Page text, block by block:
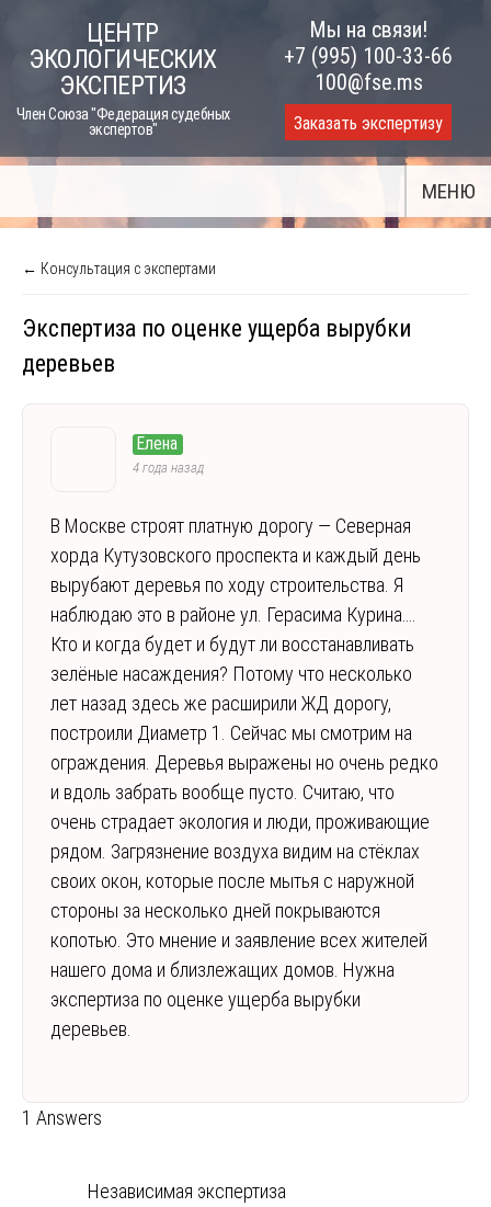
content
ЦЕНТР
ЭКОЛОГИЧЕСКИХ
ЭКСПЕРТИЗ
Член Союза "Федерация судебных
экспертов"
Мы на связи!
+7 (995) 100-33-66
100@fse.ms
Заказать экспертизу
МЕНЮ
← Консультация с экспертами
Экспертиза по оценке ущерба вырубки
деревьев
Елена
4 года назад
В Москве строят платную дорогу — Северная
хорда Кутузовского проспекта и каждый день
вырубают деревья по ходу строительства. Я
наблюдаю это в районе ул. Герасима Курина….
Кто и когда будет и будут ли восстанавливать
зелёные насаждения? Потому что несколько
лет назад здесь же расширили ЖД дорогу,
построили Диаметр 1. Сейчас мы смотрим на
ограждения. Деревья выражены но очень редко
и вдоль забрать вообще пусто. Считаю, что
очень страдает экология и люди, проживающие
рядом. Загрязнение воздуха видим на стёклах
своих окон, которые после мытья с наружной
стороны за несколько дней покрываются
копотью. Это мнение и заявление всех жителей
нашего дома и близлежащих домов. Нужна
экспертиза по оценке ущерба вырубки
деревьев.
1 Answers
Независимая экспертиза